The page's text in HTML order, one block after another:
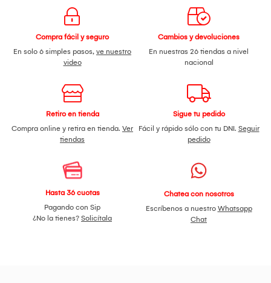
Compatibilidad:
Funcionan con Android y con iPhone.
Contenido del Paquete:
Manual de usuario.
Estuche de silicona con forma de gato.
Especificaciones Técnicas:
Sensibilidad: hasta 95 (85-95).
Impedancia: hasta 32.
Forma del audífono: redonda.
Versión Bluetooth: 5.3.
Conexiones: USB, inalámbrico.
Frecuencia mínima reproducible: 70.
Impedancia: 32.
Compra fácil y seguro
En solo 6 simples pasos, ve nuestro
video
Cambios y devoluciones
En nuestras 26 tiendas a nivel
nacional
Retiro en tienda
Compra online y retira en tienda. Ver
tiendas
Sigue tu pedido
Fácil y rápido sólo con tu DNI. Seguir
pedido
Hasta 36 cuotas
Pagando con Sip
¿No la tienes? Solicítala
Chatea con nosotros
Escríbenos a nuestro Whatsapp
Chat